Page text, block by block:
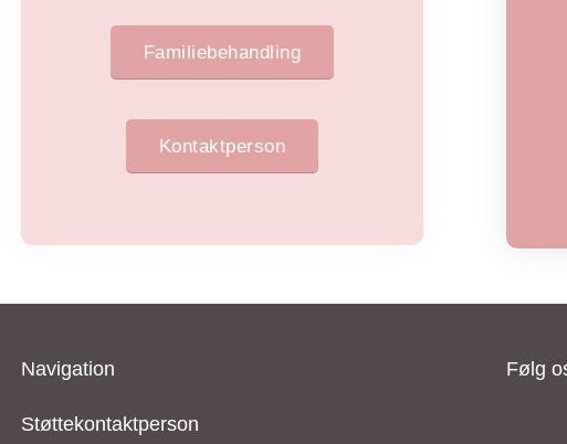
Familiebehandling
Kontaktperson
Navigation
Støttekontaktperson
Følg